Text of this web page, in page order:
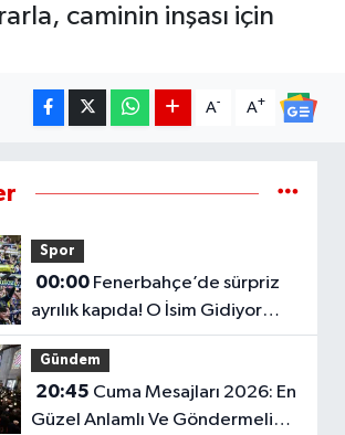
caminin inşası için
A- A+
Spor
00:00Fenerbahçe’de sürpriz
ayrılık kapıda! O İsim Gidiyor
mu?
Gündem
20:45
Güzel Anlamlı Ve Göndermeli